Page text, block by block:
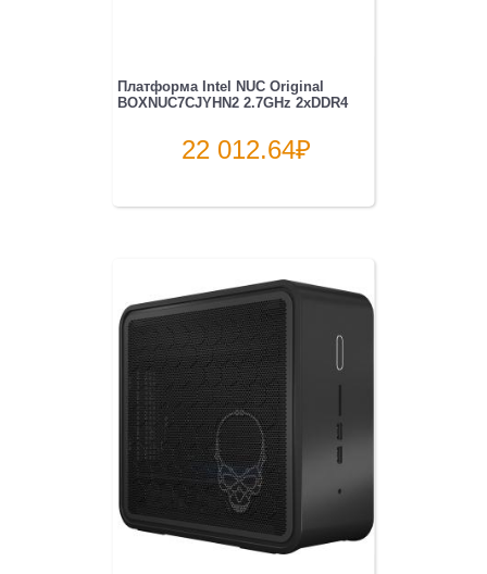
Платформа Intel NUC Original
BOXNUC7CJYHN2 2.7GHz 2xDDR4
22 012.64₽